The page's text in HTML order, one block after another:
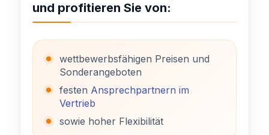
und profitieren Sie von:
wettbewerbsfähigen Preisen und
Sonderangeboten
festen Ansprechpartnern im
Vertrieb
sowie hoher Flexibilität